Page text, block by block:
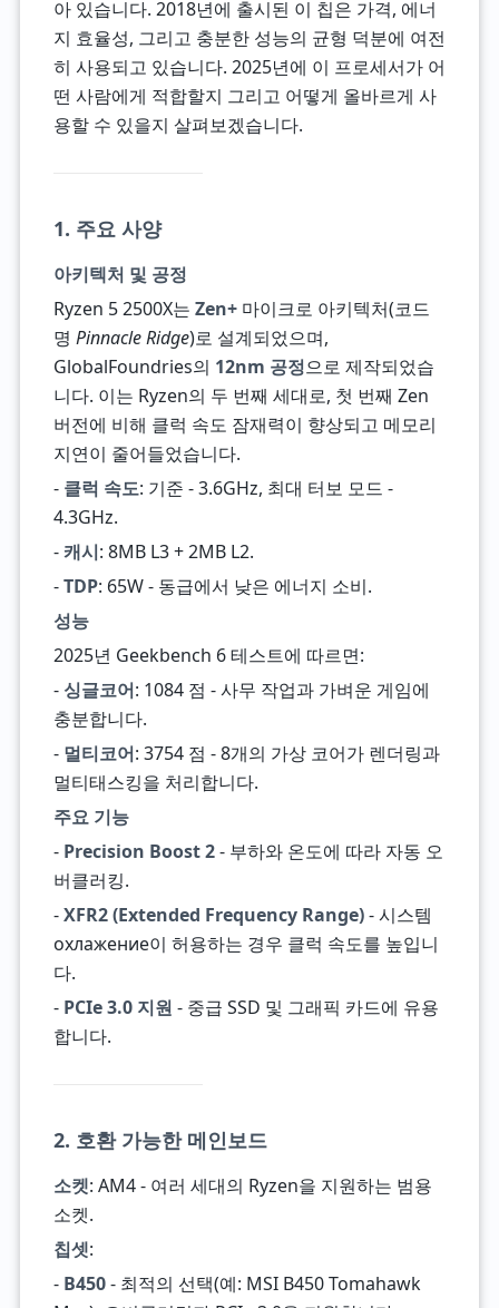
아 있습니다. 2018년에 출시된 이 칩은 가격, 에너
지 효율성, 그리고 충분한 성능의 균형 덕분에 여전
히 사용되고 있습니다. 2025년에 이 프로세서가 어
떤 사람에게 적합할지 그리고 어떻게 올바르게 사
용할 수 있을지 살펴보겠습니다.
1. 주요 사양
아키텍처 및 공정
Ryzen 5 2500X는 Zen+마이크로 아키텍처(코드
명 Pinnacle Ridge)로 설계되었으며,
GlobalFoundries의 12nm 공정으로 제작되었습
니다. 이는 Ryzen의 두 번째 세대로, 첫 번째 Zen
버전에 비해 클럭 속도 잠재력이 향상되고 메모리
지연이 줄어들었습니다.
- 클럭 속도: 기준 - 3.6GHz, 최대 터보 모드 -
4.3GHz.
-캐시: 8MB L3 + 2MB L2.
-TDP: 65W - 동급에서 낮은 에너지 소비.
성능
2025년 Geekbench 6 테스트에 따르면:
- 싱글코어: 1084 점 - 사무 작업과 가벼운 게임에
충분합니다.
- 멀티코어: 3754 점 - 8개의 가상 코어가 렌더링과
멀티태스킹을 처리합니다.
주요 기능
- Precision Boost 2- 부하와 온도에 따라 자동 오
버클러킹.
-XFR2 (Extended Frequency Range)- 시스템
охлажение이 허용하는 경우 클럭 속도를 높입니
다.
- PCIe 3.0 지원 - 중급 SSD 및 그래픽 카드에 유용
합니다.
2. 호환 가능한 메인보드
소켓: AM4 - 여러 세대의 Ryzen을 지원하는 범용
소켓.
칩셋:
- B450- 최적의 선택(예: MSI B450 Tomahawk